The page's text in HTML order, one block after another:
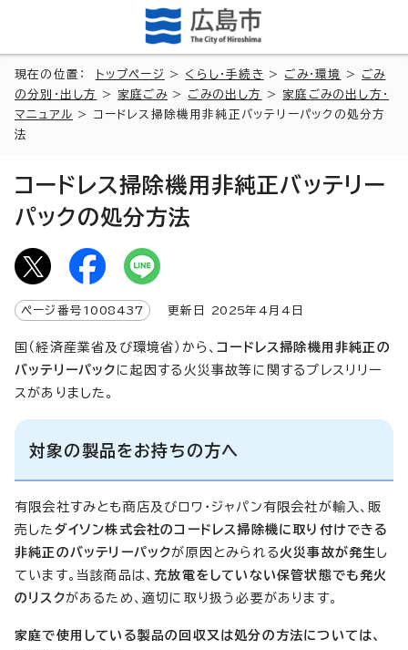
現在の位置： トップページ > くらし・手続き > ごみ・環境 > ごみ
の分別・出し方
> 家庭ごみ> ごみの出し方 > 家庭ごみの出し方・
マニュアル > コードレス掃除機用非純正バッテリーパックの処分方
法
コードレス掃除機用非純正バッテリー
パックの処分方法
ページ番号 1008437 更新日 2025年4月4日
国（経済産業省及び環境省）から、 コードレス掃除機用非純正の
バッテリーパック に起因する火災事故等に関するプレスリリー
スがありました。
対象の製品をお持ちの方へ
有限会社すみとも商店及びロワ・ジャパン有限会社が輸入、販
売した ダイソン株式会社のコードレス掃除機に取り付けできる
非純正のバッテリーパックが原因とみられる 火災事故が発生 し
ています。当該商品は、 充放電をしていない保管状態でも発火
のリスクがあるため、適切に取り扱う必要があります。
家庭で使用している製品の回収又は処分の方法については、